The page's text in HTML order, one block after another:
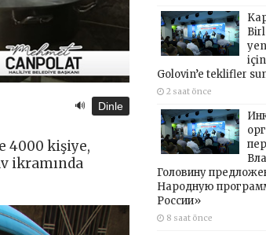
🔊 Dinle
4000 kişiye,
ikramında
Golovin’e teklifler
2 saat önce
Головину
Народную
России»
8 saat önce